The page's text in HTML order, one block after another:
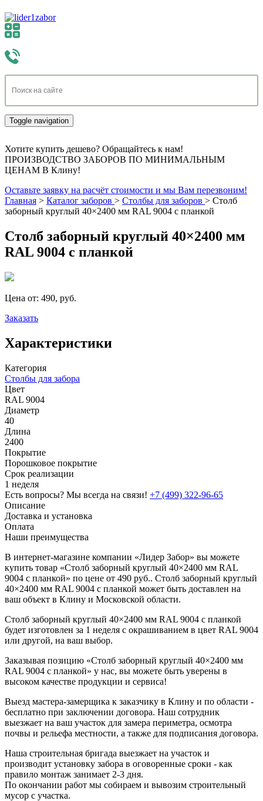
Toggle navigation
Хотите купить дешево? Обращайтесь к нам!
ПРОИЗВОДСТВО ЗАБОРОВ ПО МИНИМАЛЬНЫМ
ЦЕНАМ В Клину!
Оставьте заявку на расчёт стоимости и мы Вам перезвоним!
Главная > Каталог заборов > Столбы для заборов > Столб
заборный круглый 40×2400 мм RAL 9004 с планкой
Столб заборный круглый 40×2400 мм
RAL 9004 с планкой
Цена от: 490, руб.
Заказать
Характеристики
Категория
Столбы для забора
Цвет
RAL 9004
Диаметр
40
Длина
2400
Покрытие
Порошковое покрытие
Срок реализации
1 неделя
Есть вопросы? Мы всегда на связи! +7 (499) 322-96-65
Описание
Доставка и установка
Оплата
Наши преимущества
В интернет-магазине компании «Лидер Забор» вы можете
купить товар «Столб заборный круглый 40×2400 мм RAL
9004 с планкой» по цене от 490 руб.. Столб заборный круглый
40×2400 мм RAL 9004 с планкой может быть доставлен на
ваш объект в Клину и Московской области.
Столб заборный круглый 40×2400 мм RAL 9004 с планкой
будет изготовлен за 1 неделя с окрашиванием в цвет RAL 9004
или другой, на ваш выбор.
Заказывая позицию «Столб заборный круглый 40×2400 мм
RAL 9004 с планкой» у нас, вы можете быть уверены в
высоком качестве продукции и сервиса!
Выезд мастера-замерщика к заказчику в Клину и по области -
бесплатно при заключении договора. Наш сотрудник
выезжает на ваш участок для замера периметра, осмотра
почвы и рельефа местности, а также для подписания договора.
Наша строительная бригада выезжает на участок и
производит установку забора в оговоренные сроки - как
правило монтаж занимает 2-3 дня.
По окончании работ мы собираем и вывозим строительный
мусор с участка.